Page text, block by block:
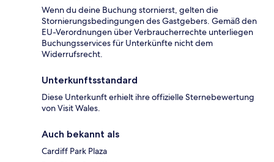
Wenn du deine Buchung stornierst, gelten die
Stornierungsbedingungen des Gastgebers. Gemäß den
EU-Verordnungen über Verbraucherrechte unterliegen
Buchungsservices für Unterkünfte nicht dem
Widerrufsrecht.
Unterkunftsstandard
Diese Unterkunft erhielt ihre offizielle Sternebewertung
von Visit Wales.
Auch bekannt als
Cardiff Park Plaza